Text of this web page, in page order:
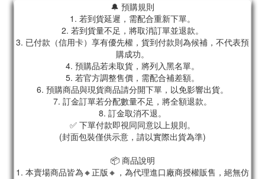
🔔 預購規則
1. 若到貨延遲，需配合重新下單。
2. 若到貨量不足，將取消訂單並退款。
3. 已付款（信用卡）享有優先權，貨到付款則為候補，不代表預
購成功。
4. 預購品若未取貨，將列入黑名單。
5. 若官方調整售價，需配合補差額。
6. 預購商品與現貨商品請分開下單，以免影響出貨。
7. 訂金訂單若分配數量不足，將全額退款。
8. 訂金取消不退。
✅ 下單付款即視同同意以上規則。
(封面包裝僅供示意，請以實際出貨為準)
📦 商品說明
1. 本賣場商品皆為🔸正版🔸，為代理進口廠商授權販售，絕無仿